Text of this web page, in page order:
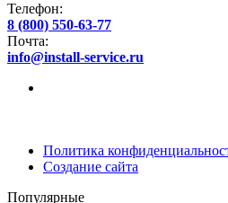
Телефон:
8 (800) 550-63-77
Почта:
info@install-service.ru
Политика
Создание сайта
Популярные